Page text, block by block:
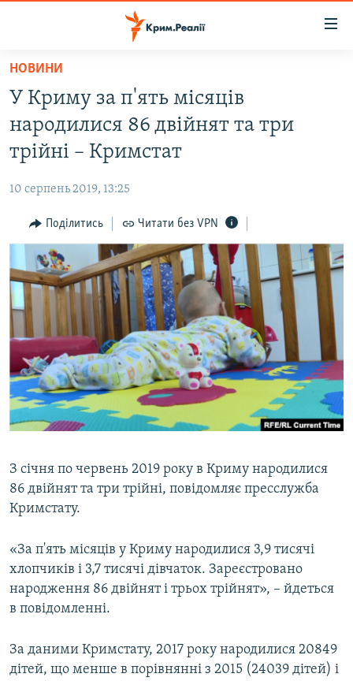
Перейти
основного
матеріалу
Перейти
до
основної
навігації
Перейти
до
пошуку
ВОДА.КРИМ
ВІДЕО ТА ФОТО
БЛОГИ
ПОГЛЯД
ІНТЕРВ'Ю
ВСЕ ЗА ДЕНЬ
СПЕЦПРОЕКТИ
ДЕПОРТАЦІЯ
ВІДЕОУРОКИ «ELIFBE»
СВІДЧЕННЯ ОКУПАЦІЇ
УКРАЇНСЬКА ПРОБЛЕМА КРИМУ
ЯК ОБІЙТИ БЛОКУВАННЯ
Русский
Qırımtatar
НОВИНИ
У Криму за п'ять місяців
народилися 86 двійнят та три
трійні – Кримстат
10 серпень 2019, 13:25
Поділитись Читати без VPN
З січня по червень 2019 року в Криму народилися
86 двійнят та три трійні, повідомляє пресслужба
Кримстату.
«За п'ять місяців у Криму народилися 3,9 тисячі
хлопчиків і 3,7 тисячі дівчаток. Зареєстровано
народження 86 двійнят і трьох трійнят», – йдеться
в повідомленні.
За даними Кримстату, 2017 року народилися 20849
дітей, що менше в порівнянні з 2015 (24039 дітей) і